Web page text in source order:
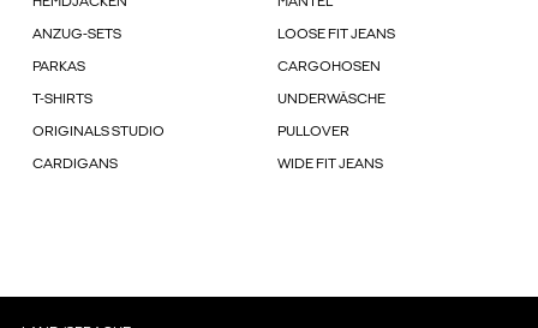
ANZUG-SETS LOOSE FIT JEANS
PARKAS CARGOHOSEN
T-SHIRTS UNDERWÄSCHE
ORIGINALS STUDIO PULLOVER
CARDIGANS WIDE FIT JEANS